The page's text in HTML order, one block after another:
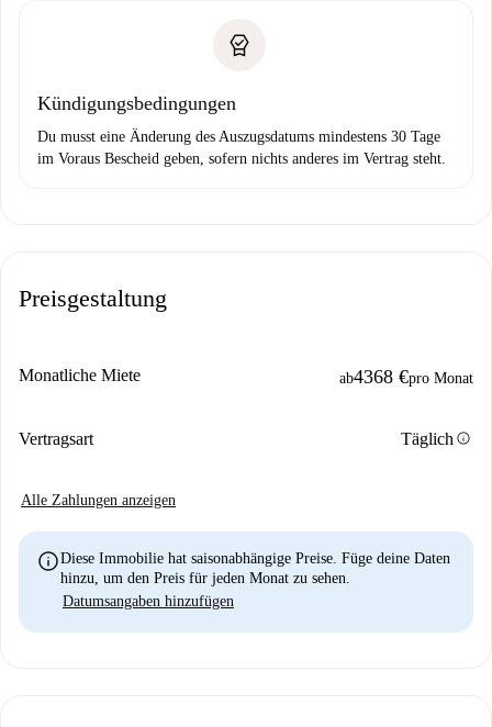
Kündigungsbedingungen
Du musst eine Änderung des Auszugsdatums mindestens 30 Tage
im Voraus Bescheid geben, sofern nichts anderes im Vertrag steht.
Preisgestaltung
Monatliche Miete ab4368 €pro Monat
Vertragsart Täglich info
Alle Zahlungen anzeigen
infoDiese Immobilie hat saisonabhängige Preise. Füge deine Daten
hinzu, um den Preis für jeden Monat zu sehen.
Datumsangaben hinzufügen